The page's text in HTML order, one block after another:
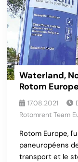
Waterland,
Rotom Europe
17.08.2021
Rotomrent Team
Rotom Europe,
paneuropéens
transport et le